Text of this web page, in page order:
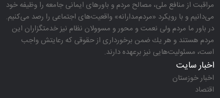
مراقبت از منافع ملی، مصالح مردم و باورهای ایمانی جامعه را وظیفه خود
می‌دانیم و با رویكرد «مردم‌مدارانه‌» واقعیت‌های اجتماعی را رصد می‌كنیم.
در باور ما مردم ولی نعمت و محور و مسوولان نظام نیز خدمتگزاران این
مردم هستند و هر یك ضمن برخورداری از حقوقی كه رعایتش واجب
است، مسئولیت‌هایی نیز برعهده دارند.
اخبار سایت
اخبار خوزستان
اقتصاد